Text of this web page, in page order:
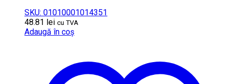
SKU: 01010001014351
48.81 lei cu TVA
Adaugă în coș